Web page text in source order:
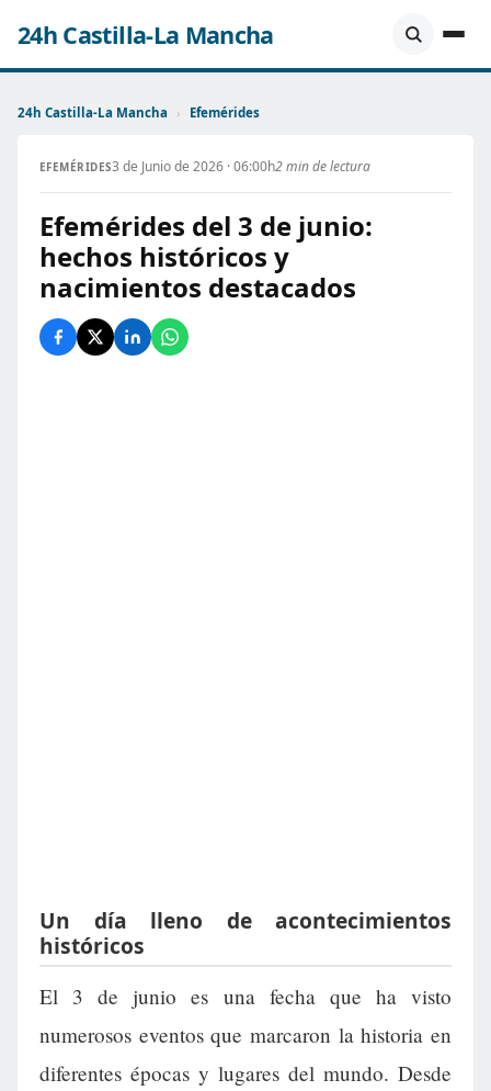
24h Castilla-La Mancha
24h Castilla-La Mancha › Efemérides
EFEMÉRIDES3 de Junio de 2026 · 06:00h2 min de lectura
Efemérides del 3 de junio:
hechos históricos y
nacimientos destacados
Un día lleno de acontecimientos
históricos
El 3 de junio es una fecha que ha visto
numerosos eventos que marcaron la historia en
diferentes épocas y lugares del mundo. Desde